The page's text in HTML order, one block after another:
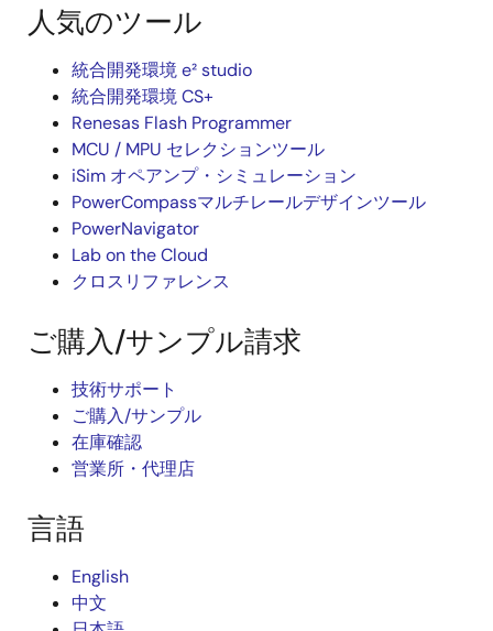
人気のツール
統合開発環境 e² studio
統合開発環境 CS+
Renesas Flash Programmer
MCU / MPU セレクションツール
iSim オペアンプ・シミュレーション
PowerCompassマルチレールデザインツール
PowerNavigator
Lab on the Cloud
クロスリファレンス
ご購入/サンプル請求
技術サポート
ご購入/サンプル
在庫確認
営業所・代理店
言語
English
中文